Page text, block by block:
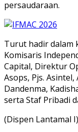
persaudaraan.
Turut hadir dalam
Komisaris
Capital, Direktur
Asops, Pjs.
Dandenma,
serta Staf Pribadi
(Dispen Lantamal I)